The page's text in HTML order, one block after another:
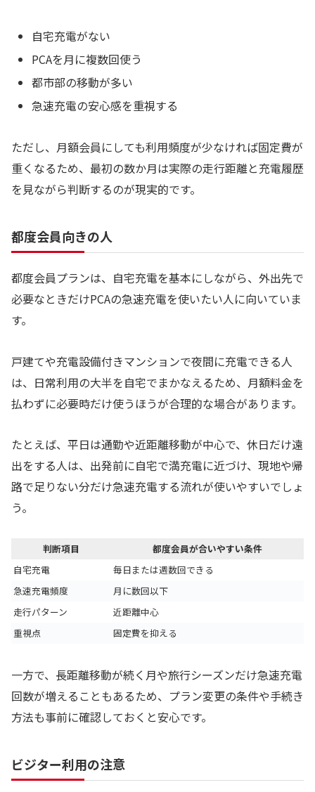
自宅充電がない
PCAを月に複数回使う
都市部の移動が多い
急速充電の安心感を重視する
ただし、月額会員にしても利用頻度が少なければ固定費が
重くなるため、最初の数か月は実際の走行距離と充電履歴
を見ながら判断するのが現実的です。
都度会員向きの人
都度会員プランは、自宅充電を基本にしながら、外出先で
必要なときだけPCAの急速充電を使いたい人に向いていま
す。
戸建てや充電設備付きマンションで夜間に充電できる人
は、日常利用の大半を自宅でまかなえるため、月額料金を
払わずに必要時だけ使うほうが合理的な場合があります。
たとえば、平日は通勤や近距離移動が中心で、休日だけ遠
出をする人は、出発前に自宅で満充電に近づけ、現地や帰
路で足りない分だけ急速充電する流れが使いやすいでしょ
う。
判断項目
都度会員が合いやすい条件
自宅充電
毎日または週数回できる
急速充電頻度
月に数回以下
走行パターン
近距離中心
重視点
固定費を抑える
一方で、長距離移動が続く月や旅行シーズンだけ急速充電
回数が増えることもあるため、プラン変更の条件や手続き
方法も事前に確認しておくと安心です。
ビジター利用の注意